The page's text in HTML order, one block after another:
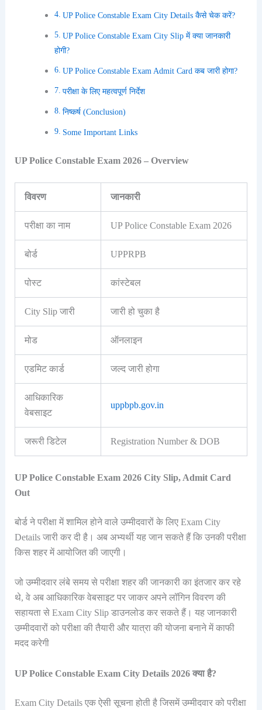
UP Police Constable Exam City Details कैसे चेक करें?
UP Police Constable Exam City Slip में क्या जानकारी
होगी?
UP Police Constable Exam Admit Card कब जारी होगा?
परीक्षा के लिए महत्वपूर्ण निर्देश
निष्कर्ष (Conclusion)
Some Important Links
UP Police Constable Exam 2026 – Overview
विवरण जानकारी
परीक्षा का नाम UP Police Constable Exam 2026
बोर्ड UPPRPB
पोस्ट कांस्टेबल
City Slip जारी जारी हो चुका है
मोड ऑनलाइन
एडमिट कार्ड जल्द जारी होगा
आधिकारिक
वेबसाइट
uppbpb.gov.in
जरूरी डिटेल Registration Number & DOB
UP Police Constable Exam 2026 City Slip, Admit Card
Out
बोर्ड ने परीक्षा में शामिल होने वाले उम्मीदवारों के लिए Exam City
Details जारी कर दी है। अब अभ्यर्थी यह जान सकते हैं कि उनकी परीक्षा
किस शहर में आयोजित की जाएगी।
जो उम्मीदवार लंबे समय से परीक्षा शहर की जानकारी का इंतजार कर रहे
थे, वे अब आधिकारिक वेबसाइट पर जाकर अपने लॉगिन विवरण की
सहायता से Exam City Slip डाउनलोड कर सकते हैं। यह जानकारी
उम्मीदवारों को परीक्षा की तैयारी और यात्रा की योजना बनाने में काफी
मदद करेगी
UP Police Constable Exam City Details 2026 क्या है?
Exam City Details एक ऐसी सूचना होती है जिसमें उम्मीदवार को परीक्षा